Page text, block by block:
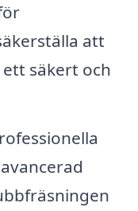
att
säkert och